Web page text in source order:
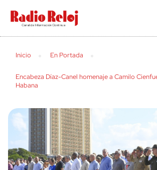
cerrar
Inicio En Portada
Encabeza Díaz-Canel homenaje a Camilo
Habana